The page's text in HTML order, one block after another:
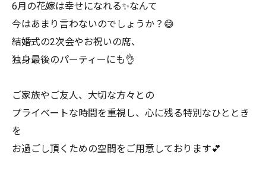
6月の花嫁は幸せになれる✨なんて
今はあまり言わないのでしょうか？😅
結婚式の2次会やお祝いの席、
独身最後のパーティーにも👌
ご家族やご友人、大切な方々との
プライベートな時間を重視し、心に残る特別なひととき
を
お過ごし頂くための空間をご用意しております💕